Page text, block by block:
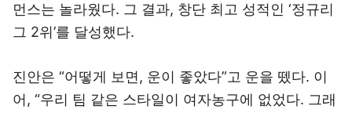
먼스는 놀라웠다. 그 결과, 창단 최고 성적인 ‘정규리
그 2위’를 달성했다.
진안은 “어떻게 보면, 운이 좋았다”고 운을 뗐다. 이
어, “우리 팀 같은 스타일이 여자농구에 없었다. 그래